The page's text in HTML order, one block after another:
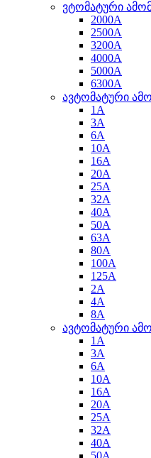
ვტომატური
2000A
2500A
3200A
4000A
5000A
6300A
ავტომატური
1A
3A
6A
10A
16A
20A
25A
32A
40A
50A
63A
80A
100A
125A
2A
4A
8A
ავტომატური
1A
3A
6A
10A
16A
20A
25A
32A
40A
50A